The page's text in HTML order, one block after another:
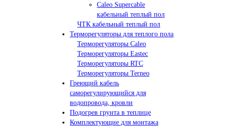
Сaleo Supercable
кабельный теплый пол
ЧТК кабельный теплый пол
Терморегуляторы для теплого пола
Терморегуляторы Caleo
Терморегуляторы Eastec
Терморегуляторы RTC
Терморегуляторы Terneo
Греющий кабель
саморегулирующийся для
водопровода, кровли
Подогрев грунта в теплице
Комплектующие для монтажа